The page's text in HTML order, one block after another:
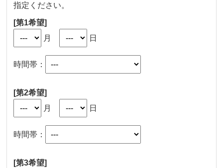
指定ください。
[第1希望]
月
日
時間帯：
[第2希望]
月
日
時間帯：
[第3希望]